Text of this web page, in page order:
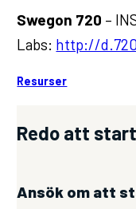
Swegon 720 –
Labs: http://
Resurser
Redo att
Ansök om att